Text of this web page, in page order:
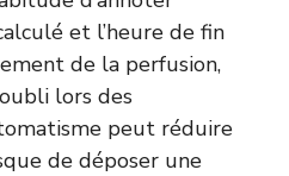
et l’heure de fin
de la perfusion,
lors des
peut réduire
de déposer une